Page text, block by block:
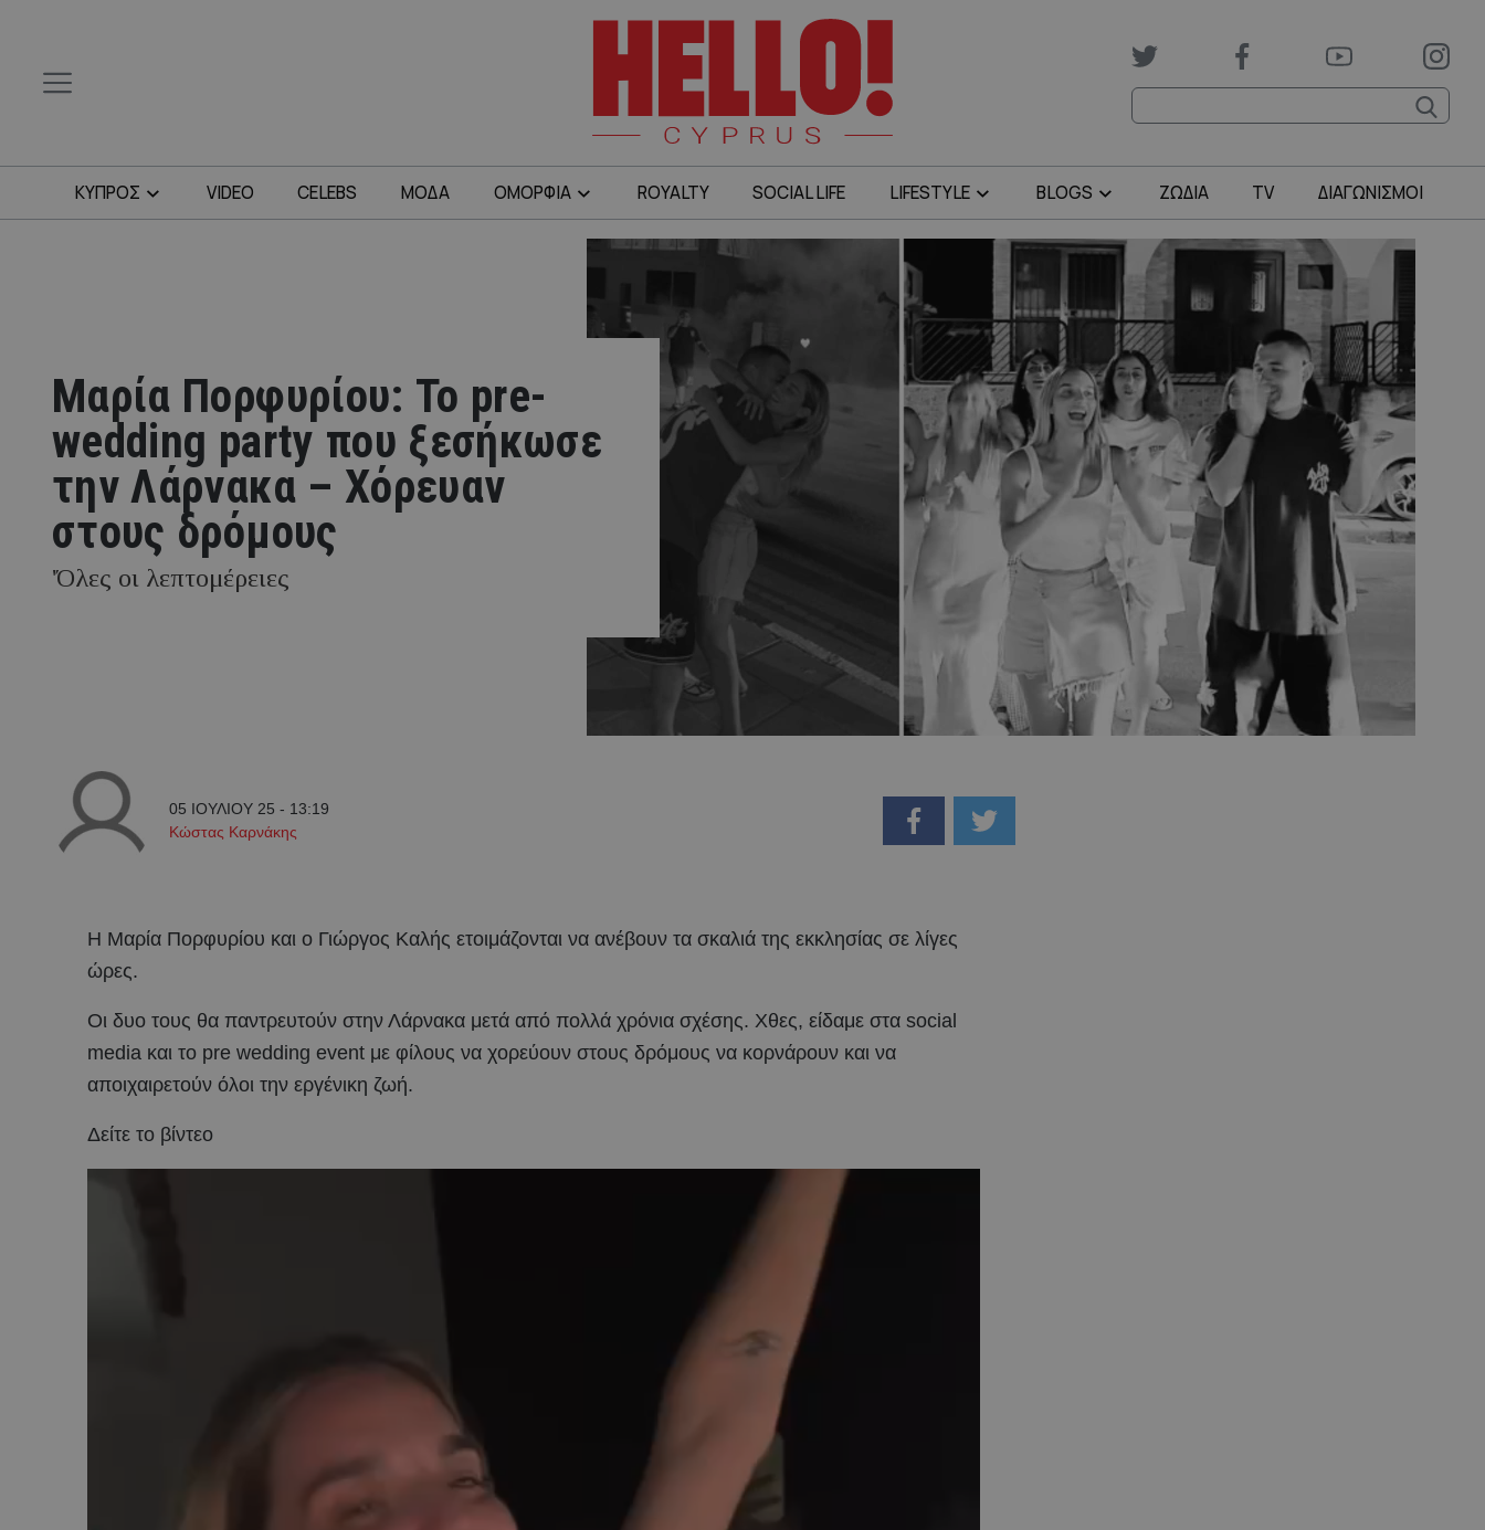
ΚΥΠΡΟΣ VIDEO CELEBS ΜΟΔΑ ΟΜΟΡΦΙΑ ROYALTY SOCIAL LIFE LIFESTYLE BLOGS ΖΩΔΙΑ TV ΔΙΑΓΩΝΙΣΜΟΙ
Μαρία Πορφυρίου: Το pre-
wedding party που ξεσήκωσε
την Λάρνακα – Χόρευαν
στους δρόμους
'Όλες οι λεπτομέρειες
05 ΙΟΥΛΙΟΥ 25 - 13:19
Κώστας Καρνάκης
Η Μαρία Πορφυρίου και ο Γιώργος Καλής ετοιμάζονται να ανέβουν τα σκαλιά της εκκλησίας σε λίγες
ώρες.
Οι δυο τους θα παντρευτούν στην Λάρνακα μετά από πολλά χρόνια σχέσης. Χθες, είδαμε στα social
media και το pre wedding event με φίλους να χορεύουν στους δρόμους να κορνάρουν και να
αποιχαιρετούν όλοι την εργένικη ζωή.
Δείτε το βίντεο